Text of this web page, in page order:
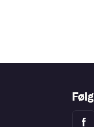
Følg